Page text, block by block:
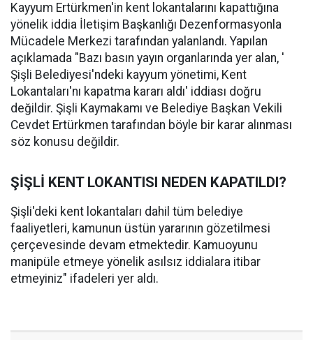
Kayyum Ertürkmen'in kent lokantalarını kapattığına
yönelik iddia İletişim Başkanlığı Dezenformasyonla
Mücadele Merkezi tarafından yalanlandı. Yapılan
açıklamada "Bazı basın yayın organlarında yer alan, '
Şişli Belediyesi'ndeki kayyum yönetimi, Kent
Lokantaları'nı kapatma kararı aldı' iddiası doğru
değildir. Şişli Kaymakamı ve Belediye Başkan Vekili
Cevdet Ertürkmen tarafından böyle bir karar alınması
söz konusu değildir.
ŞİŞLİ KENT LOKANTISI NEDEN KAPATILDI?
Şişli'deki kent lokantaları dahil tüm belediye
faaliyetleri, kamunun üstün yararının gözetilmesi
çerçevesinde devam etmektedir. Kamuoyunu
manipüle etmeye yönelik asılsız iddialara itibar
etmeyiniz" ifadeleri yer aldı.